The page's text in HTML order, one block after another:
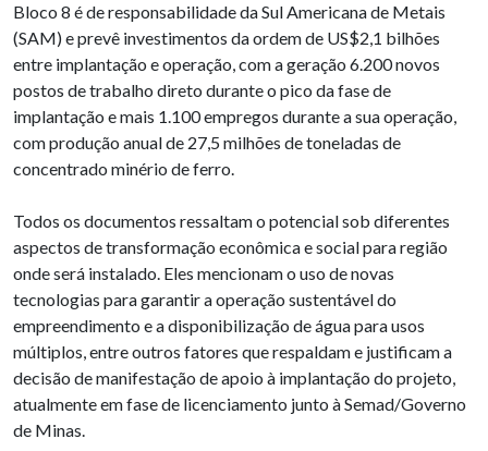
Bloco 8 é de responsabilidade da Sul Americana de Metais
(SAM) e prevê investimentos da ordem de US$2,1 bilhões
entre implantação e operação, com a geração 6.200 novos
postos de trabalho direto durante o pico da fase de
implantação e mais 1.100 empregos durante a sua operação,
com produção anual de 27,5 milhões de toneladas de
concentrado minério de ferro.
Todos os documentos ressaltam o potencial sob diferentes
aspectos de transformação econômica e social para região
onde será instalado. Eles mencionam o uso de novas
tecnologias para garantir a operação sustentável do
empreendimento e a disponibilização de água para usos
múltiplos, entre outros fatores que respaldam e justificam a
decisão de manifestação de apoio à implantação do projeto,
atualmente em fase de licenciamento junto à Semad/Governo
de Minas.